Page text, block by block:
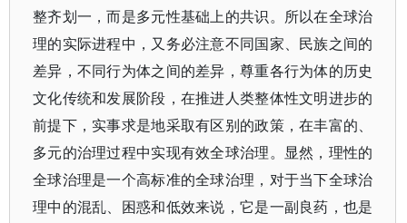
整齐划一，而是多元性基础上的共识。所以在全球治
理的实际进程中，又务必注意不同国家、民族之间的
差异，不同行为体之间的差异，尊重各行为体的历史
文化传统和发展阶段，在推进人类整体性文明进步的
前提下，实事求是地采取有区别的政策，在丰富的、
多元的治理过程中实现有效全球治理。显然，理性的
全球治理是一个高标准的全球治理，对于当下全球治
理中的混乱、困惑和低效来说，它是一副良药，也是